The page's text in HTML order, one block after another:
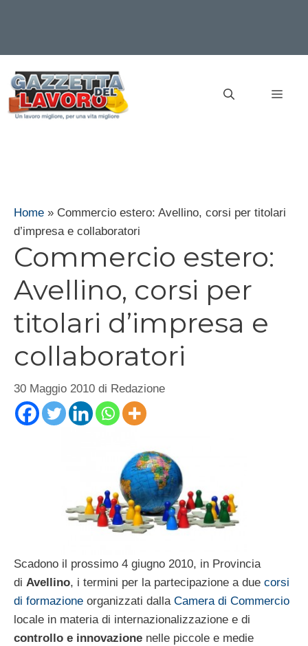
contenuto
Home » Commercio estero: Avellino, corsi per titolari
d’impresa e collaboratori
Commercio estero:
Avellino, corsi per
titolari d’impresa e
collaboratori
30 Maggio 2010 di Redazione
Scadono il prossimo 4 giugno 2010, in Provincia
di Avellino, i termini per la partecipazione a due corsi
di formazione organizzati dalla Camera di Commercio
locale in materia di internazionalizzazione e di
controllo e innovazione nelle piccole e medie